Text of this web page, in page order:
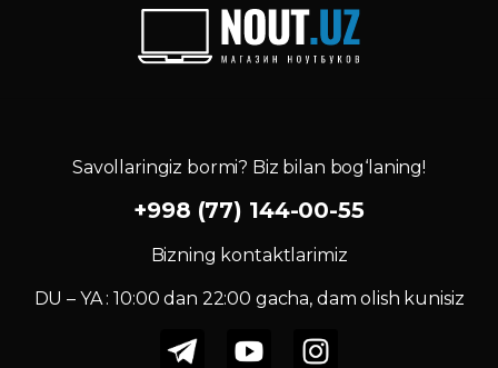
Savollaringiz bormi? Biz bilan bog‘laning!
+998 (77) 144-00-55
Bizning kontaktlarimiz
DU – YA : 10:00 dan 22:00 gacha, dam olish kunisiz